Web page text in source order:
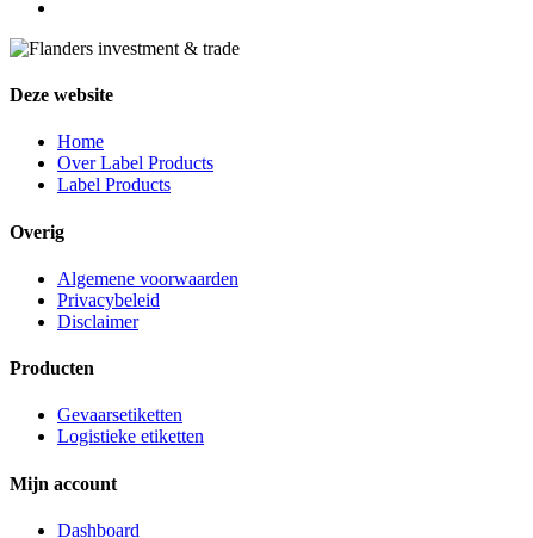
Deze website
Home
Over Label Products
Label Products
Overig
Algemene voorwaarden
Privacybeleid
Disclaimer
Producten
Gevaarsetiketten
Logistieke etiketten
Mijn account
Dashboard